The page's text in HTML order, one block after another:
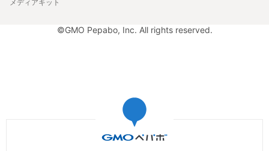
メディアキット
©GMO Pepabo, Inc. All rights reserved.